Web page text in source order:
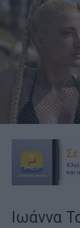
Ιωάννα